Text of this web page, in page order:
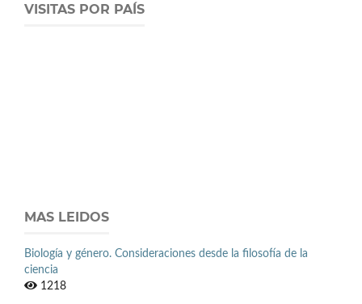
VISITAS POR PAÍS
MAS LEIDOS
Biología y género. Consideraciones desde la filosofía de la
ciencia
1218